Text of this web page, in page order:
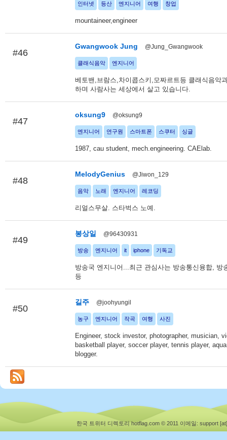
인터넷 등산 엔지니어 여행 창업
mountaineer,engineer
#46
Gwangwook Jung @Jung_Gwangwook
클래식음악 엔지니어
베토밴,브람스,차이콥스키,모짜르트등 클래식음악
하며 사람사는 세상에서 살고 있습니다.
#47
oksung9 @oksung9
엔지니어 연구원 스마트폰 스쿠터 싱글
1987, cau student, mech.engineering. CAElab.
#48
MelodyGenius @Jiwon_129
음악 노래 엔지니어 레코딩
리얼스무살. 스타벅스 노예.
#49
봉상일 @96430931
방송 엔지니어 it iphone 기독교
방송국 엔지니어...최근 관심사는 방송통신융합, 방
등
#50
길주 @joohyungil
농구 엔지니어 작곡 여행 사진
Engineer, stock investor, photographer, musician,
basketball player, soccer player, tennis player,
blogger.
한국 트위터 디렉토리 hotflag.com © 2011 이메일: support